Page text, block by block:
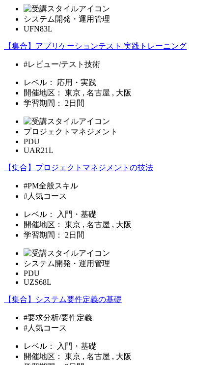
システム開発・運用管理
UFN83L
【集合】アプリケーションテスト 実践トレーニング
#レビュー/テスト技術
レベル：
応用・実践
開催地区：
東京 , 名古屋 , 大阪
学習期間：
2日間
プロジェクトマネジメント
PDU
UAR21L
【集合】プロジェクトマネジメントの技法
#PM全般スキル
#人気コース
レベル：
入門・基礎
開催地区：
東京 , 名古屋 , 大阪
学習期間：
2日間
システム開発・運用管理
PDU
UZS68L
【集合】システム要件定義の基礎
#要求分析/要件定義
#人気コース
レベル：
入門・基礎
開催地区：
東京 , 名古屋 , 大阪